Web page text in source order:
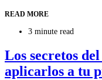
READ MORE
3 minute read
Los secretos
aplicarlos a tu